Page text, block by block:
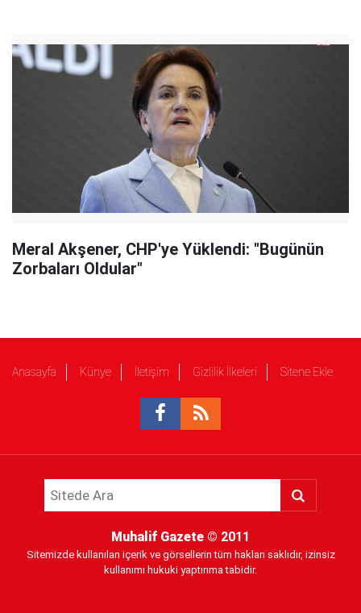
Meral Akşener, CHP'ye Yüklendi: "Bugünün
Zorbaları Oldular"
Anasayfa Künye İletişim Gizlilik İlkeleri Sitene Ekle
Muhalif Gazete © 2011
Sitemizde kullanılan içerik ve görsellerin tüm hakları saklıdır, izinsiz
kullanımı hukuki yaptırıma tabidir.